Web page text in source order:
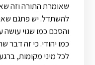
שאומרת התורה וזה
להשתדל. יש פתגם
והסכם כמו שגוי
כמו יהודי. כי זה דבר
לכל מיני מקומות,